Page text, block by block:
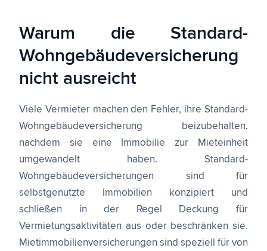
Warum die Standard-
Wohngebäudeversicherung
nicht ausreicht
Viele Vermieter machen den Fehler, ihre Standard-
Wohngebäudeversicherung beizubehalten,
nachdem sie eine Immobilie zur Mieteinheit
umgewandelt haben. Standard-
Wohngebäudeversicherungen sind für
selbstgenutzte Immobilien konzipiert und
schließen in der Regel Deckung für
Vermietungsaktivitäten aus oder beschränken sie.
Mietimmobilienversicherungen sind speziell für von